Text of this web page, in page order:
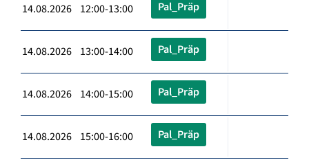
14.08.2026 12:00-13:00 Pal_Präp
14.08.2026 13:00-14:00 Pal_Präp
14.08.2026 14:00-15:00 Pal_Präp
14.08.2026 15:00-16:00 Pal_Präp